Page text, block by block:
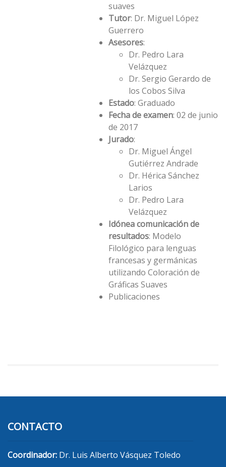
suaves
Tutor: Dr. Miguel López
Guerrero
Asesores:
Dr. Pedro Lara
Velázquez
Dr. Sergio Gerardo de
los Cobos Silva
Estado: Graduado
Fecha de examen: 02 de junio
de 2017
Jurado:
Dr. Miguel Ángel
Gutiérrez Andrade
Dr. Hérica Sánchez
Larios
Dr. Pedro Lara
Velázquez
Idónea comunicación de
resultados: Modelo
Filológico para lenguas
francesas y germánicas
utilizando Coloración de
Gráficas Suaves
Publicaciones
CONTACTO
Coordinador: Dr. Luis Alberto Vásquez Toledo